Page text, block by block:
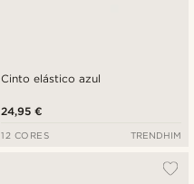
Cinto elástico azul
24,95 €
12 CORES TRENDHIM